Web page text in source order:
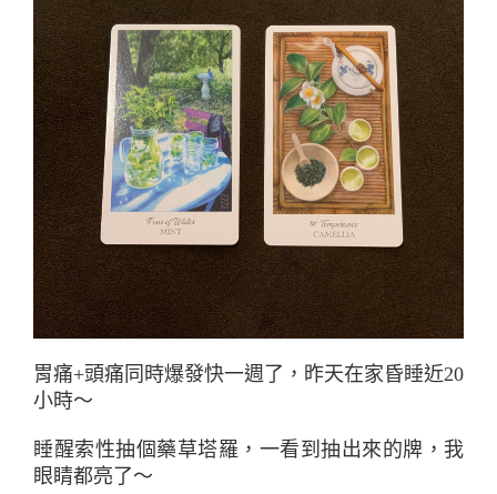
胃痛+頭痛同時爆發快一週了，昨天在家昏睡近20
小時～
睡醒索性抽個藥草塔羅，一看到抽出來的牌，我
眼睛都亮了～